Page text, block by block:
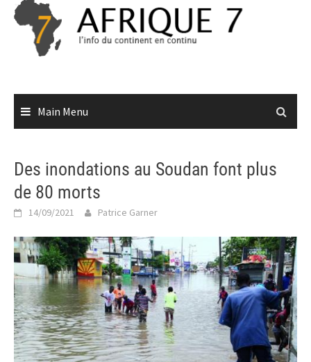
Skip
content
Main Menu
Des inondations au Soudan font plus
de 80 morts
14/09/2021 Patrice Garner